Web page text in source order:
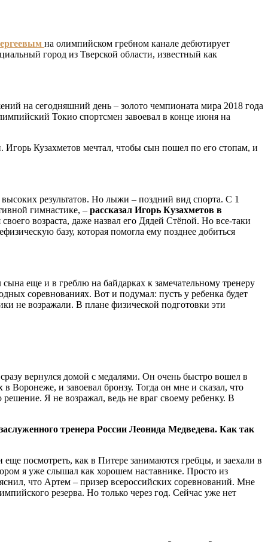
на олимпийском гребном канале дебютирует
город из Тверской области, известный как
на сегодняшний день – золото чемпионата мира 2018 года
Токио спортсмен завоевал в конце июня на
Кузахметов мечтал, чтобы сын пошел по его стопам, и
результатов. Но лыжи – поздний вид спорта. С 1
гимнастике, – рассказал Игорь Кузахметов в
возраста, даже назвал его Дядей Стёпой. Но все-таки
базу, которая помогла ему позднее добиться
еще и в греблю на байдарках к замечательному тренеру
соревнованиях. Вот и подумал: пусть у ребенка будет
не возражали. В плане физической подготовки эти
вернулся домой с медалями. Он очень быстро вошел в
Воронеже, и завоевал бронзу. Тогда он мне и сказал, что
решение. Я не возражал, ведь не враг своему ребенку. В
тренера России Леонида Медведева. Как так
посмотреть, как в Питере занимаются гребцы, и заехали в
я уже слышал как хорошем наставнике. Просто из
что Артем – призер всероссийских соревнований. Мне
резерва. Но только через год. Сейчас уже нет